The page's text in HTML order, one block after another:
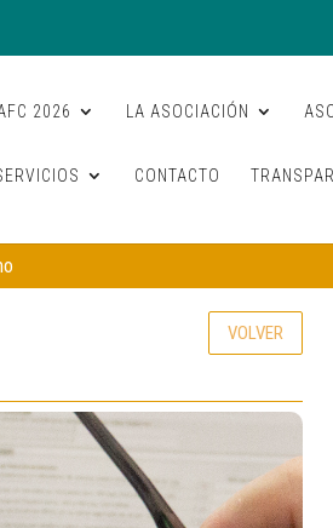
2026 LA ASOCIACIÓN
CONTACTO
VOLVER